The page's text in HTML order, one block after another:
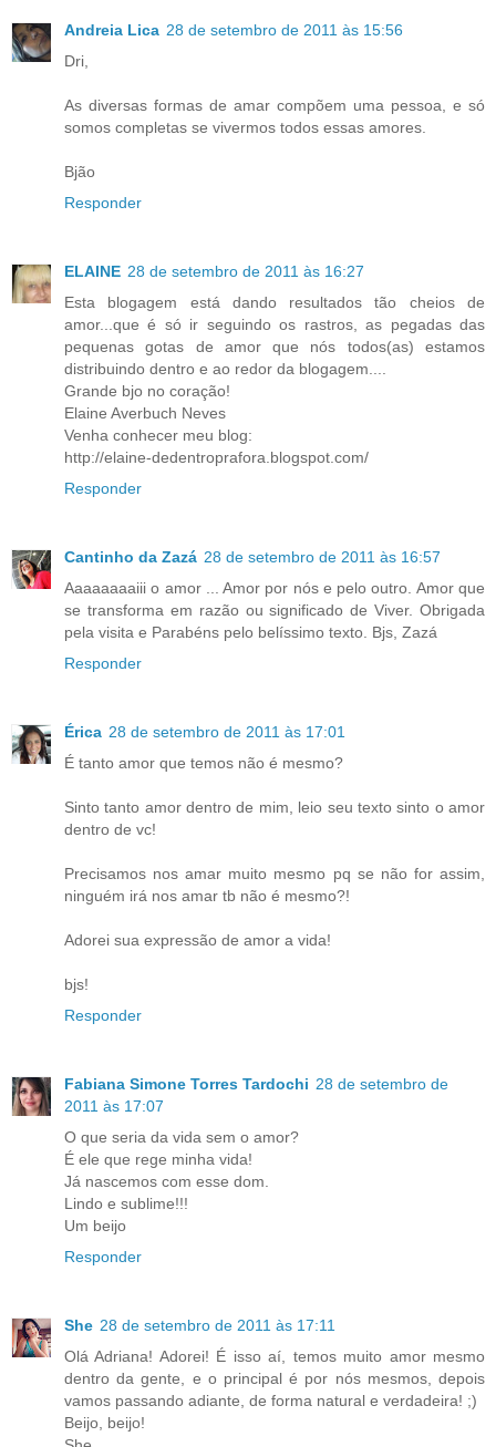
Andreia Lica 28 de setembro de 2011 às 15:56
Dri,
As diversas formas de amar compõem uma pessoa, e só
somos completas se vivermos todos essas amores.
Bjão
Responder
ELAINE 28 de setembro de 2011 às 16:27
Esta blogagem está dando resultados tão cheios de
amor...que é só ir seguindo os rastros, as pegadas das
pequenas gotas de amor que nós todos(as) estamos
distribuindo dentro e ao redor da blogagem....
Grande bjo no coração!
Elaine Averbuch Neves
Venha conhecer meu blog:
http://elaine-dedentroprafora.blogspot.com/
Responder
Cantinho da Zazá 28 de setembro de 2011 às 16:57
Aaaaaaaaiii o amor ... Amor por nós e pelo outro. Amor que
se transforma em razão ou significado de Viver. Obrigada
pela visita e Parabéns pelo belíssimo texto. Bjs, Zazá
Responder
Érica 28 de setembro de 2011 às 17:01
É tanto amor que temos não é mesmo?
Sinto tanto amor dentro de mim, leio seu texto sinto o amor
dentro de vc!
Precisamos nos amar muito mesmo pq se não for assim,
ninguém irá nos amar tb não é mesmo?!
Adorei sua expressão de amor a vida!
bjs!
Responder
Fabiana Simone Torres Tardochi 28 de setembro de
2011 às 17:07
O que seria da vida sem o amor?
É ele que rege minha vida!
Já nascemos com esse dom.
Lindo e sublime!!!
Um beijo
Responder
She 28 de setembro de 2011 às 17:11
Olá Adriana! Adorei! É isso aí, temos muito amor mesmo
dentro da gente, e o principal é por nós mesmos, depois
vamos passando adiante, de forma natural e verdadeira! ;)
Beijo, beijo!